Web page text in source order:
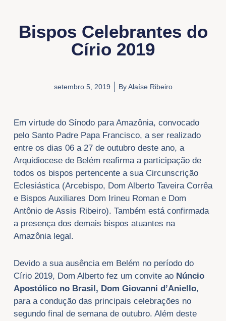
Bispos Celebrantes do
Círio 2019
setembro 5, 2019 ByAlaíse Ribeiro
Em virtude do Sínodo para Amazônia, convocado
pelo Santo Padre Papa Francisco, a ser realizado
entre os dias 06 a 27 de outubro deste ano, a
Arquidiocese de Belém reafirma a participação de
todos os bispos pertencente a sua Circunscrição
Eclesiástica (Arcebispo, Dom Alberto Taveira Corrêa
e Bispos Auxiliares Dom Irineu Roman e Dom
Antônio de Assis Ribeiro). Também está confirmada
a presença dos demais bispos atuantes na
Amazônia legal.
Devido a sua ausência em Belém no período do
Círio 2019, Dom Alberto fez um convite ao Núncio
Apostólico no Brasil, Dom Giovanni d’Aniello,
para a condução das principais celebrações no
segundo final de semana de outubro. Além deste